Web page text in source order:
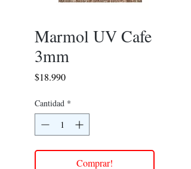
Marmol UV Cafe
3mm
$18.990Precio
Cantidad *
Comprar!